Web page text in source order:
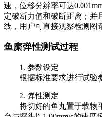
速，位移分辨率可达
定破断力值和破断距离；并
线，用户可直接观察检测图
鱼糜弹性测试过程
1. 参数设定
根据标准要求进行试验参
2. 弹性测定
将切好的鱼丸置于载物